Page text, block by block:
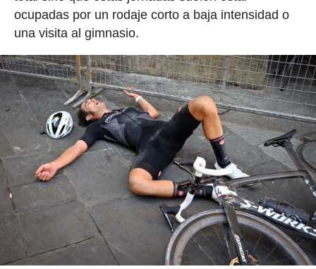
ocupadas por un rodaje corto a baja intensidad o
una visita al gimnasio.